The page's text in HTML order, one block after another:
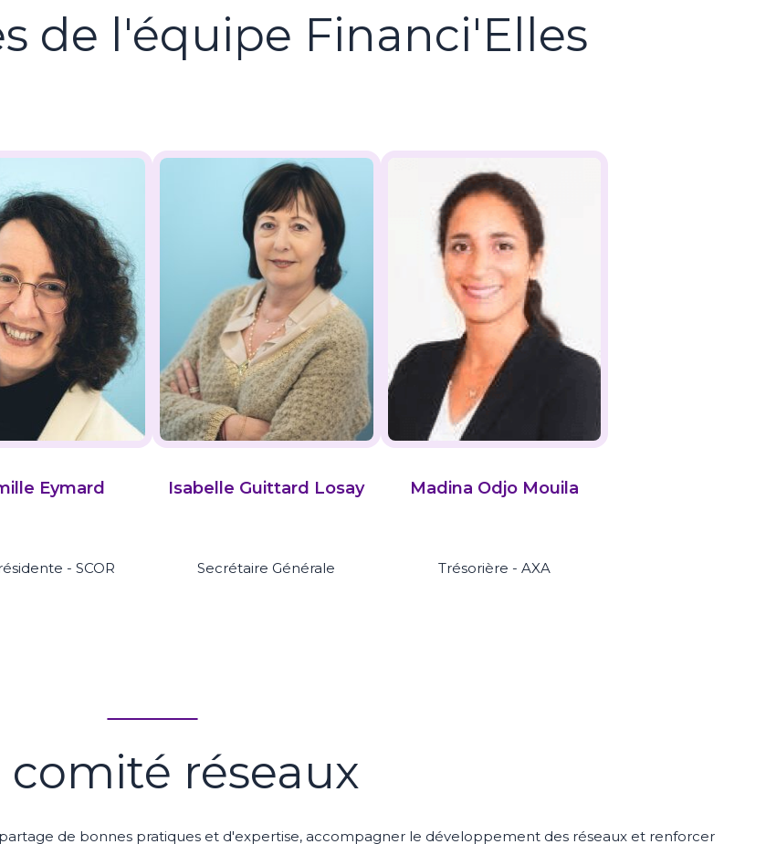
de l'équipe Financi'Elles
Eymard
- SCOR
Isabelle Guittard Losay
Secrétaire Générale
Madina Odjo Mouila
Trésorière - AXA
comité réseaux
de bonnes pratiques et d'expertise, accompagner le développement des réseaux et renforcer